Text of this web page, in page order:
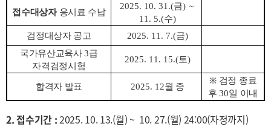
접수대상자 응시료 수납
2025. 10. 31.(금) ∼
11. 5.(수)
검정대상자 공고
2025. 11. 7.(금)
국가유산교육사3급
자격검정시험
2025. 11. 15.(토)
합격자 발표 2025. 12월 중
※ 검정 종료
후30일 이내
2. 접수기간 :2025. 10. 13.(월) ~ 10. 27.(월) 24:00(자정까지)